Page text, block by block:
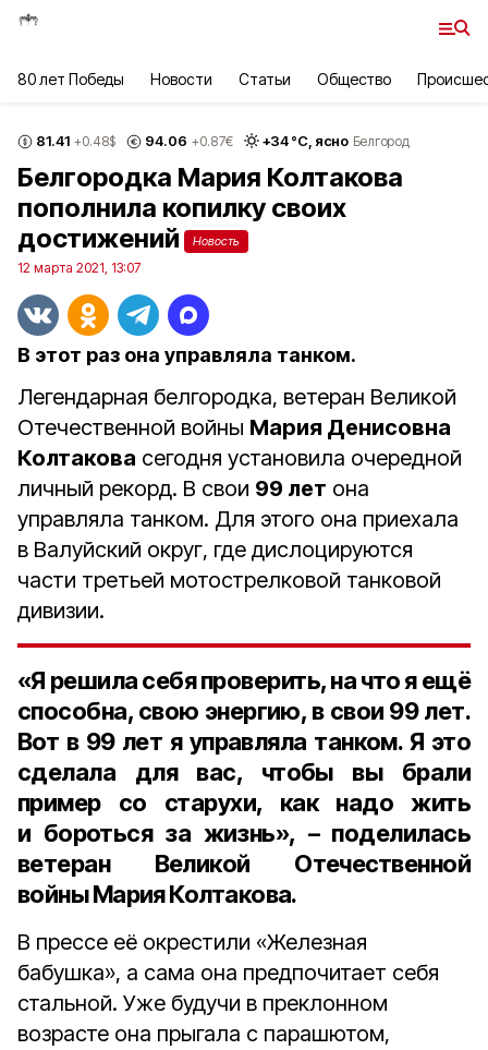
80 лет Победы Новости Статьи Общество
81.41 +0.48$ 94.06 +0.87€ +34°С, ясно Белгород
Белгородка Мария Колтакова
пополнила копилку своих
достижений
Новость
12 марта 2021, 13:07
В этот раз она управляла танком.
Легендарная белгородка, ветеран Великой
Отечественной войны Мария Денисовна
Колтакова сегодня установила очередной
личный рекорд. В свои 99 лет она
управляла танком. Для этого она приехала
в Валуйский округ, где дислоцируются
части третьей мотострелковой танковой
дивизии.
«Я решила себя проверить, на что я ещё
способна, свою энергию, в свои 99 лет.
Вот в 99 лет я управляла танком. Я это
сделала для вас, чтобы вы брали
пример со старухи, как надо жить
и бороться за жизнь», – поделилась
ветеран Великой Отечественной
войны Мария Колтакова.
В прессе её окрестили «Железная
бабушка», а сама она предпочитает себя
стальной. Уже будучи в преклонном
возрасте она прыгала с парашютом,